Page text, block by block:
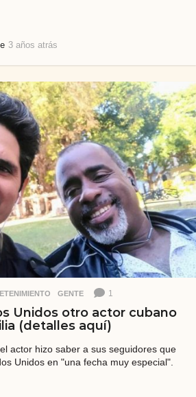
3 años atrás
o
s
a
t
r
á
s
,GENTE 1
Unidos otro actor cubano
(detalles aquí)
actor hizo saber a sus seguidores que
Unidos en "una fecha muy especial".